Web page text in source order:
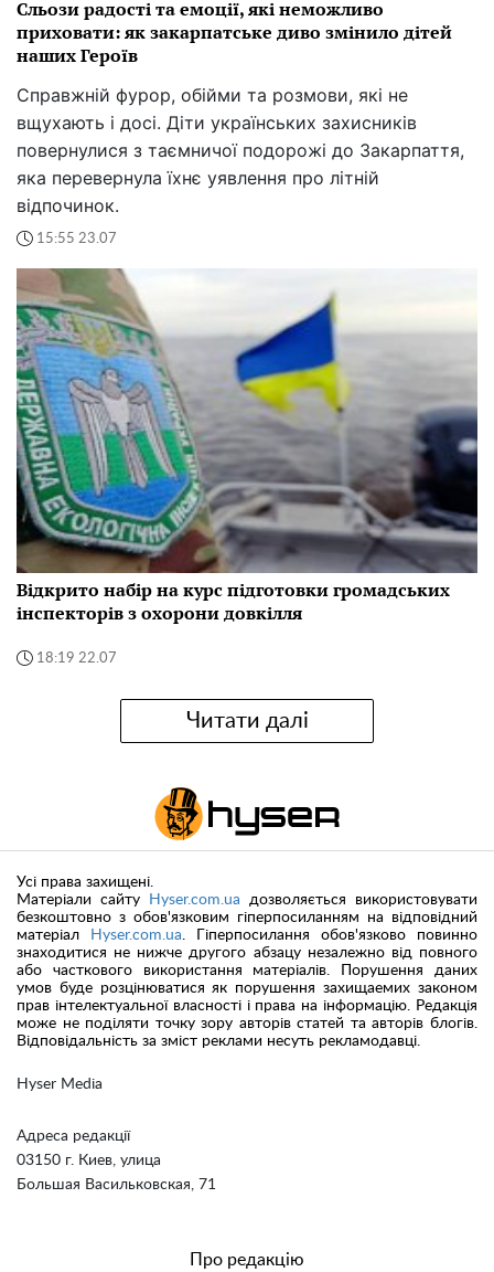
Сльози радості та емоції, які неможливо
приховати: як закарпатське диво змінило дітей
наших Героїв
Справжній фурор, обійми та розмови, які не
вщухають і досі. Діти українських захисників
повернулися з таємничої подорожі до Закарпаття,
яка перевернула їхнє уявлення про літній
відпочинок.
15:55 23.07
Відкрито набір на курс підготовки громадських
інспекторів з охорони довкілля
18:19 22.07
Читати далі
Hyser Media
Адреса редакції
03150 г. Киев, улица
Большая Васильковская, 71
Усі права захищені.
Матеріали сайту
Hyser.com.ua дозволяється використовувати
безкоштовно з обов'язковим гіперпосиланням на відповідний
матеріал
Hyser.com.ua. Гіперпосилання обов'язково повинно
знаходитися не нижче другого абзацу незалежно від повного
або часткового використання матеріалів. Порушення даних
умов буде розцінюватися як порушення захищаемих законом
прав інтелектуальної власності і права на інформацію. Редакція
може не поділяти точку зору авторів статей та авторів блогів.
Відповідальність за зміст реклами несуть рекламодавці.
Про редакцію